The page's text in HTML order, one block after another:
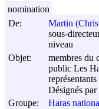
De:
Martin
sous-
niveau
Objet:
membres du
public Les
Désignés
Groupe:
Haras
nomination